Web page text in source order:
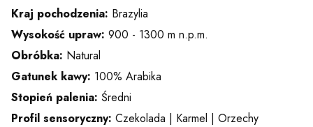
Kraj pochodzenia: Brazylia
Wysokość upraw: 900 - 1300 m n.p.m.
Obróbka: Natural
Gatunek kawy: 100% Arabika
Stopień palenia: Średni
Profil sensoryczny: Czekolada | Karmel | Orzechy